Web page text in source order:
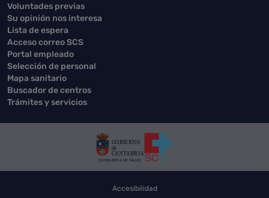
Voluntades previas
Su opinión nos interesa
Lista de espera
Acceso correo SCS
Portal empleado
Selección de personal
Mapa sanitario
Buscador de centros
Trámites y servicios
Accesibilidad